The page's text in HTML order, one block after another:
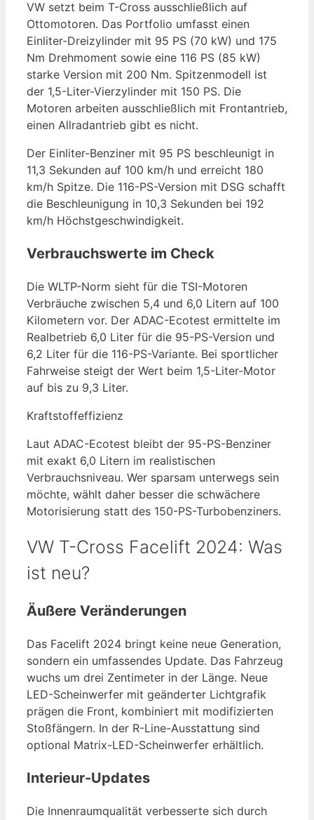
VW setzt beim T-Cross ausschließlich auf
Ottomotoren. Das Portfolio umfasst einen
Einliter-Dreizylinder mit 95 PS (70 kW) und 175
Nm Drehmoment sowie eine 116 PS (85 kW)
starke Version mit 200 Nm. Spitzenmodell ist
der 1,5-Liter-Vierzylinder mit 150 PS. Die
Motoren arbeiten ausschließlich mit Frontantrieb,
einen Allradantrieb gibt es nicht.
Der Einliter-Benziner mit 95 PS beschleunigt in
11,3 Sekunden auf 100 km/h und erreicht 180
km/h Spitze. Die 116-PS-Version mit DSG schafft
die Beschleunigung in 10,3 Sekunden bei 192
km/h Höchstgeschwindigkeit.
Verbrauchswerte im Check
Die WLTP-Norm sieht für die TSI-Motoren
Verbräuche zwischen 5,4 und 6,0 Litern auf 100
Kilometern vor. Der ADAC-Ecotest ermittelte im
Realbetrieb 6,0 Liter für die 95-PS-Version und
6,2 Liter für die 116-PS-Variante. Bei sportlicher
Fahrweise steigt der Wert beim 1,5-Liter-Motor
auf bis zu 9,3 Liter.
Kraftstoffeffizienz
Laut ADAC-Ecotest bleibt der 95-PS-Benziner
mit exakt 6,0 Litern im realistischen
Verbrauchsniveau. Wer sparsam unterwegs sein
möchte, wählt daher besser die schwächere
Motorisierung statt des 150-PS-Turbobenziners.
VW T-Cross Facelift 2024: Was
ist neu?
Äußere Veränderungen
Das Facelift 2024 bringt keine neue Generation,
sondern ein umfassendes Update. Das Fahrzeug
wuchs um drei Zentimeter in der Länge. Neue
LED-Scheinwerfer mit geänderter Lichtgrafik
prägen die Front, kombiniert mit modifizierten
Stoßfängern. In der R-Line-Ausstattung sind
optional Matrix-LED-Scheinwerfer erhältlich.
Interieur-Updates
Die Innenraumqualität verbesserte sich durch